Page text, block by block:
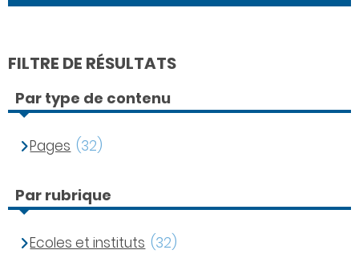
FILTRE DE RÉSULTATS
Par type de contenu
Pages (32)
Par rubrique
Ecoles et instituts (32)